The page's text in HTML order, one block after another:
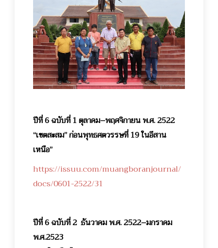
ปีที่ 6 ฉบับที่ 1 ตุลาคม–พฤศจิกายน พ.ศ. 2522
“เขตสะสม” ก่อนพุทธศตวรรษที่ 19 ในอีสาน
เหนือ”
https://issuu.com/muangboranjournal/
docs/0601-2522/31
ปีที่ 6 ฉบับที่ 2 ธันวาคม พ.ศ. 2522–มกราคม
พ.ศ.2523